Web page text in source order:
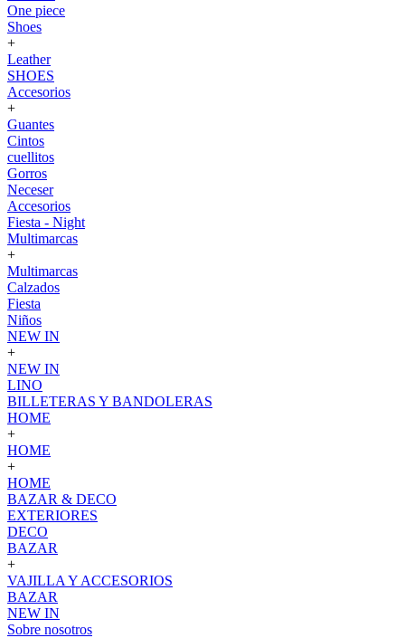
One piece
Shoes
+
Leather
SHOES
Accesorios
+
Guantes
Cintos
cuellitos
Gorros
Neceser
Accesorios
Fiesta - Night
Multimarcas
+
Multimarcas
Calzados
Fiesta
Niños
NEW IN
+
NEW IN
LINO
BILLETERAS Y BANDOLERAS
HOME
+
HOME
+
HOME
BAZAR & DECO
EXTERIORES
DECO
BAZAR
+
VAJILLA Y ACCESORIOS
BAZAR
NEW IN
Sobre nosotros